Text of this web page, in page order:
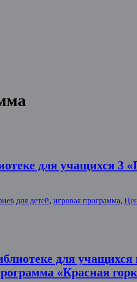
для учащихся
для детей, игровая программа,
для
«Красная